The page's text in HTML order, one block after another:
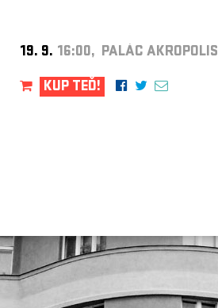
19. 9. 16:00, PALÁC AKROPOLIS
KUP TEĎ!